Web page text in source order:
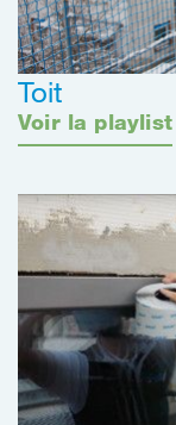
Toit
Voir la playlist